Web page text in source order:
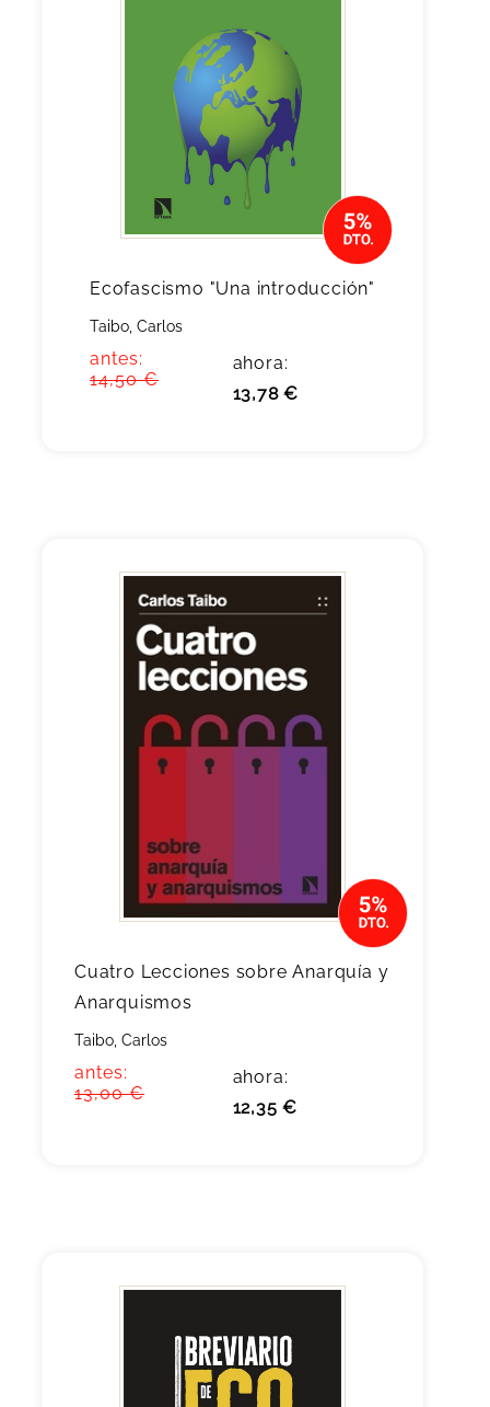
Ecofascismo "Una introducción"
Taibo, Carlos
antes:
14,50 €
ahora:
13,78 €
Cuatro Lecciones sobre Anarquía y
Anarquismos
Taibo, Carlos
antes:
13,00 €
ahora:
12,35 €